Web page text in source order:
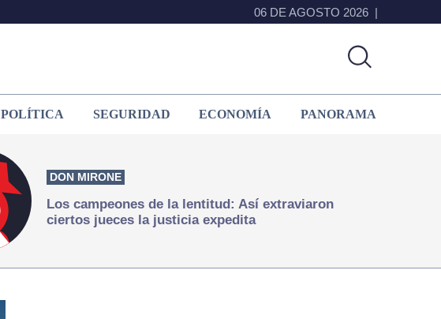
06 DE AGOSTO 2026
POLÍTICA SEGURIDAD ECONOMÍA PANORAMA
DON MIRONE
Los campeones de la lentitud: Así extraviaron
ciertos jueces la justicia expedita